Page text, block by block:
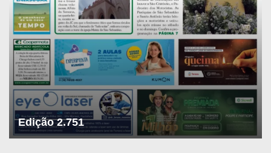
Edição 2.751